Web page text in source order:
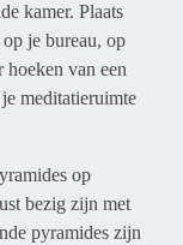
kamer. Plaats
je bureau, op
hoeken van een
meditatieruimte
op
bezig zijn met
pyramides zijn